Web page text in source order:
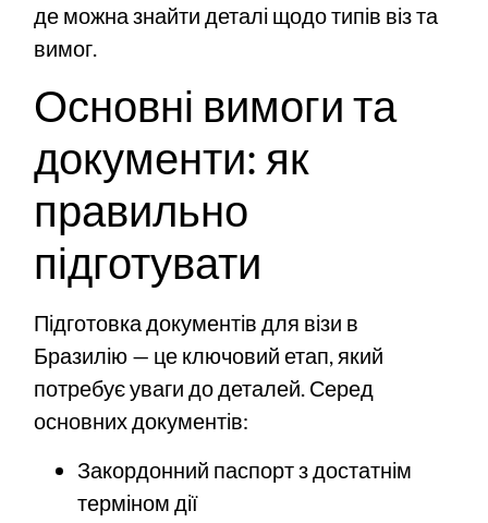
де можна знайти деталі щодо типів віз та
вимог.
Основні вимоги та
документи: як
правильно
підготувати
Підготовка документів для візи в
Бразилію — це ключовий етап, який
потребує уваги до деталей. Серед
основних документів:
Закордонний паспорт з достатнім
терміном дії